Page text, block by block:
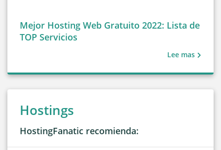
Mejor Hosting Web Gratuito 2022: Lista de
TOP Servicios
Lee mas
Hostings
HostingFanatic recomienda: